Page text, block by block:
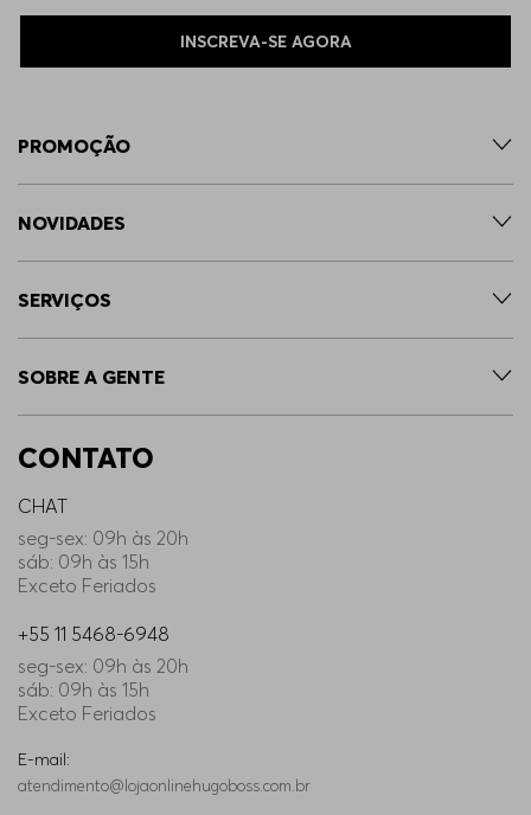
INSCREVA-SE AGORA
PROMOÇÃO
NOVIDADES
SERVIÇOS
SOBRE A GENTE
CONTATO
CHAT
seg-sex: 09h às 20h
sáb: 09h às 15h
Exceto Feriados
+55 11 5468-6948
seg-sex: 09h às 20h
sáb: 09h às 15h
Exceto Feriados
E-mail:
atendimento@lojaonlinehugoboss.com.br